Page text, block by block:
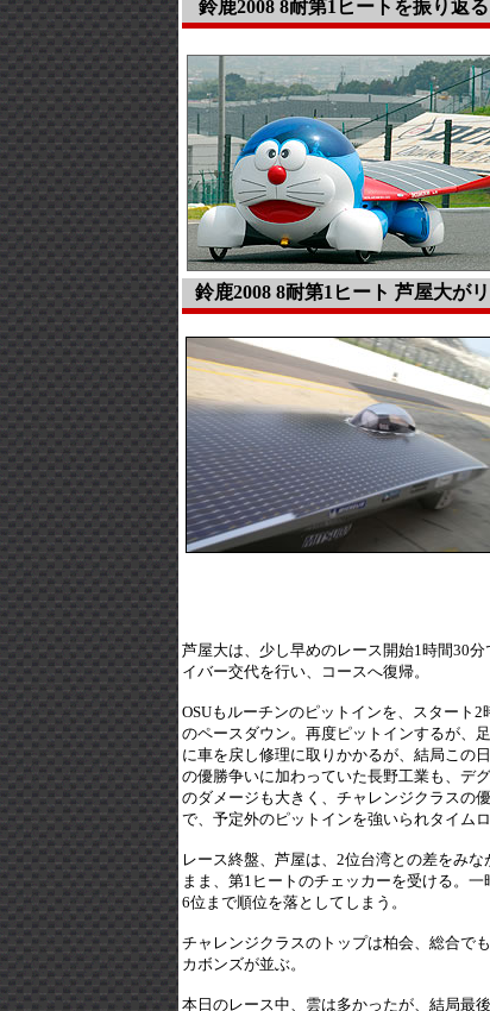
鈴鹿2008 8耐第1ヒートを振り返る
鈴鹿2008 8耐第1ヒート 芦屋大が
芦屋大は、少し早めのレース開始1時間30
イバー交代を行い、コースへ復帰。
OSUもルーチンのピットインを、スタート
のペースダウン。再度ピットインするが、
に車を戻し修理に取りかかるが、結局この
の優勝争いに加わっていた長野工業も、デ
のダメージも大きく、チャレンジクラスの
で、予定外のピットインを強いられタイムロ
レース終盤、芦屋は、2位台湾との差をみ
まま、第1ヒートのチェッカーを受ける。
6位まで順位を落としてしまう。
チャレンジクラスのトップは柏会、総合で
カボンズが並ぶ。
本日のレース中、雲は多かったが、結局最